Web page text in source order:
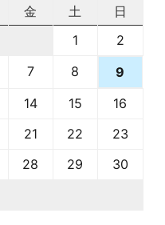
金 土
日
1
2
7 8
9
14 15
16
21 22
23
28 29
30